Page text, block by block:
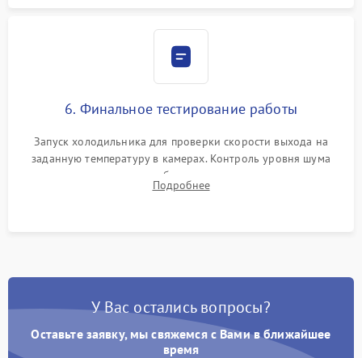
6. Финальное тестирование работы
Запуск холодильника для проверки скорости выхода на
заданную температуру в камерах. Контроль уровня шума
компрессора, отсутствия обмерзания стенок и корректного
срабатывания системы автоматической оттайки.
Подробнее
У Вас остались вопросы?
Оставьте заявку, мы свяжемся с Вами в ближайшее
время